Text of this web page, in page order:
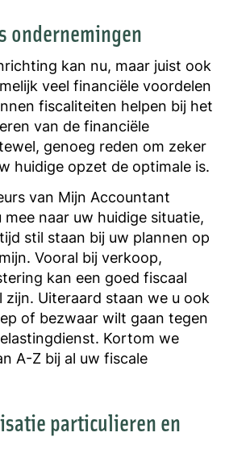
ondernemingen
kan nu, maar juist ook
veel financiële voordelen
fiscaliteiten helpen bij het
van de financiële
genoeg reden om zeker
huidige opzet de optimale is.
van Mijn Accountant
naar uw huidige situatie,
stil staan bij uw plannen op
Vooral bij verkoop,
kan een goed fiscaal
zijn. Uiteraard staan we u ook
of bezwaar wilt gaan tegen
Kortom we
A-Z bij al uw fiscale
particulieren en